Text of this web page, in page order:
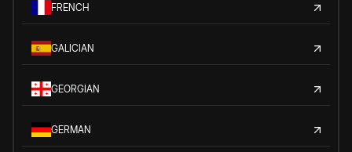
FRENCH
GALICIAN
GEORGIAN
GERMAN